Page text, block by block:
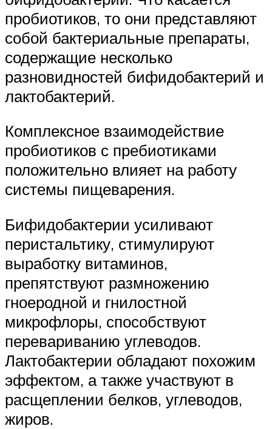
пробиотиков, то они представляют
собой бактериальные препараты,
содержащие несколько
разновидностей бифидобактерий и
лактобактерий.
Комплексное взаимодействие
пробиотиков с пребиотиками
положительно влияет на работу
системы пищеварения.
Бифидобактерии усиливают
перистальтику, стимулируют
выработку витаминов,
препятствуют размножению
гноеродной и гнилостной
микрофлоры, способствуют
перевариванию углеводов.
Лактобактерии обладают похожим
эффектом, а также участвуют в
расщеплении белков, углеводов,
жиров.